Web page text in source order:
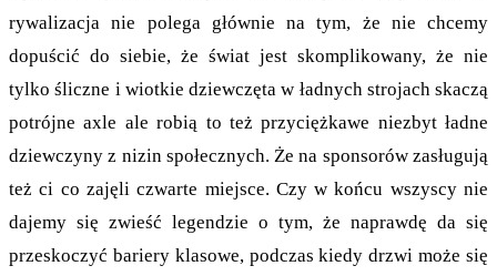
rywalizacja nie polega głównie na tym, że nie chcemy
dopuścić do siebie, że świat jest skomplikowany, że nie
tylko śliczne i wiotkie dziewczęta w ładnych strojach skaczą
potrójne axle ale robią to też przyciężkawe niezbyt ładne
dziewczyny z nizin społecznych. Że na sponsorów zasługują
też ci co zajęli czwarte miejsce. Czy w końcu wszyscy nie
dajemy się zwieść legendzie o tym, że naprawdę da się
przeskoczyć bariery klasowe, podczas kiedy drzwi może się